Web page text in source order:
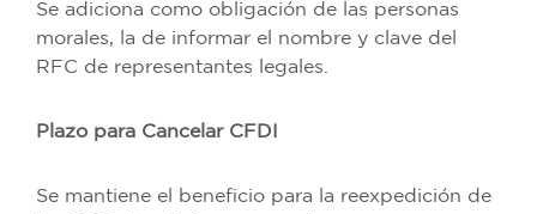
Se adiciona como obligación de las personas
morales, la de informar el nombre y clave del
RFC de representantes legales.
Plazo para Cancelar CFDI
Se mantiene el beneficio para la reexpedición de